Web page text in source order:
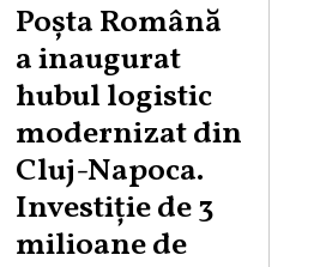
Poșta Română
a inaugurat
hubul logistic
modernizat din
Cluj-Napoca.
Investiție de 3
milioane de